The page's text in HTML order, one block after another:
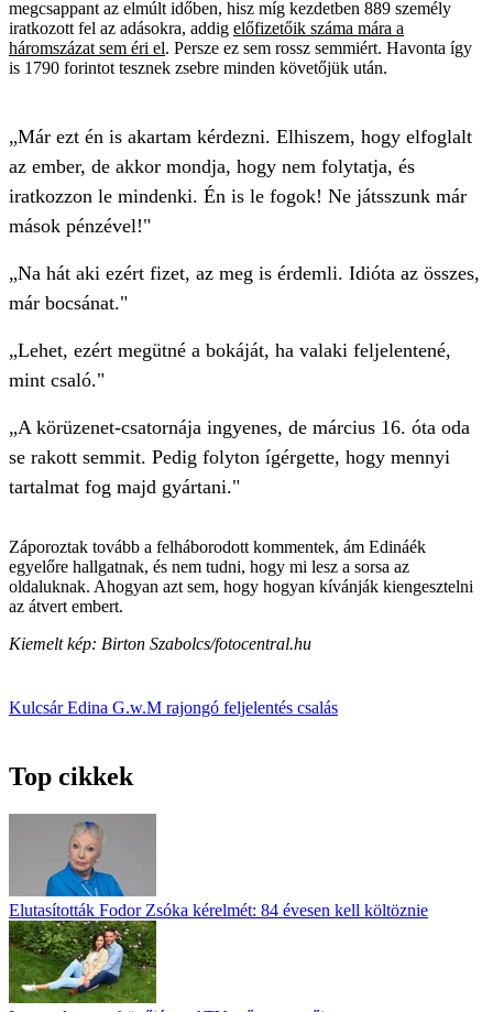
megcsappant az elmúlt időben, hisz míg kezdetben 889 személy
iratkozott fel az adásokra, addig előfizetőik száma mára a
háromszázat sem éri el. Persze ez sem rossz semmiért. Havonta így
is 1790 forintot tesznek zsebre minden követőjük után.
„Már ezt én is akartam kérdezni. Elhiszem, hogy elfoglalt
az ember, de akkor mondja, hogy nem folytatja, és
iratkozzon le mindenki. Én is le fogok! Ne játsszunk már
mások pénzével!"
„Na hát aki ezért fizet, az meg is érdemli. Idióta az összes,
már bocsánat."
„Lehet, ezért megütné a bokáját, ha valaki feljelentené,
mint csaló."
„A körüzenet-csatornája ingyenes, de március 16. óta oda
se rakott semmit. Pedig folyton ígérgette, hogy mennyi
tartalmat fog majd gyártani."
Záporoztak tovább a felháborodott kommentek, ám Edináék
egyelőre hallgatnak, és nem tudni, hogy mi lesz a sorsa az
oldaluknak. Ahogyan azt sem, hogy hogyan kívánják kiengesztelni
az átvert embert.
Kiemelt kép: Birton Szabolcs/fotocentral.hu
Kulcsár Edina G.w.M rajongó feljelentés csalás
Top cikkek
Elutasították Fodor Zsóka kérelmét: 84 évesen kell költöznie